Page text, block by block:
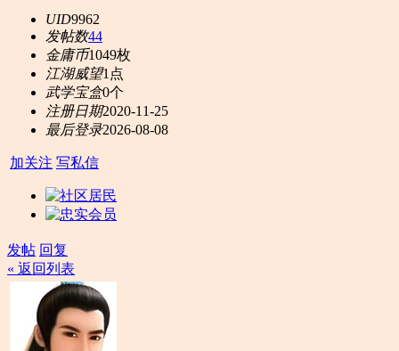
UID9962
发帖数44
金庸币1049枚
江湖威望1点
武学宝盒0个
注册日期2020-11-25
最后登录2026-08-08
加关注 写私信
发帖 回复
« 返回列表